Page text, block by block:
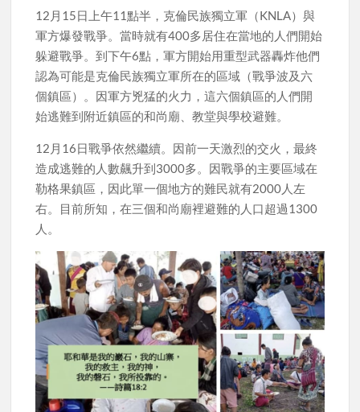
12月15日上午11點半，克倫民族獨立軍（KNLA）與
軍方爆發戰爭。當時就有400多居住在當地的人們開始
躲避戰爭。到下午6點，軍方開始用重型武器轟炸他們
認為可能是克倫民族獨立軍所在的區域（戰爭波及六
個鎮區）。因軍方兇猛的火力，這六個鎮區的人們開
始逃難到附近鎮區的和尚廟、教堂與學校避難。
12月16日戰爭依然繼續。因前一天激烈的交火，最終
造成逃難的人數飆升到3000多。因戰爭的主要區域在
勒格果鎮區，因此單一個地方的難民就有2000人左
右。目前所知，在三個和尚廟裡避難的人口超過1300
人。